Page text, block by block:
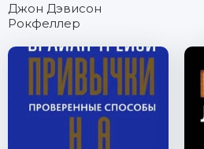
Джон Дэвисон
Рокфеллер